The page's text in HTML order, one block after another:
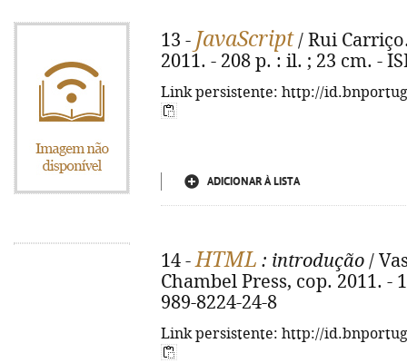
13 - JavaScript/ Rui
2011. - 208 p. : il. ; 23 cm. -
Link persistente: http://
ADICIONAR À LISTA
14 -HTML : introdução /
Chambel Press, cop. 2011. -
989-8224-24-8
Link persistente: http://